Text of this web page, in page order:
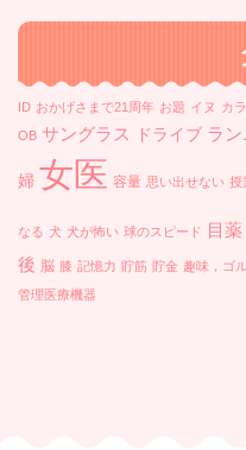
ブ
ID おかげさまで21周年 お題 イヌ カ
OB サングラス ドライブ ラ
婦 女医 容量 思い出せない 授
なる 犬 犬が怖い 球のスピード 目薬
後 脳 膝 記憶力 貯筋 貯金 趣味，ゴ
管理医療機器